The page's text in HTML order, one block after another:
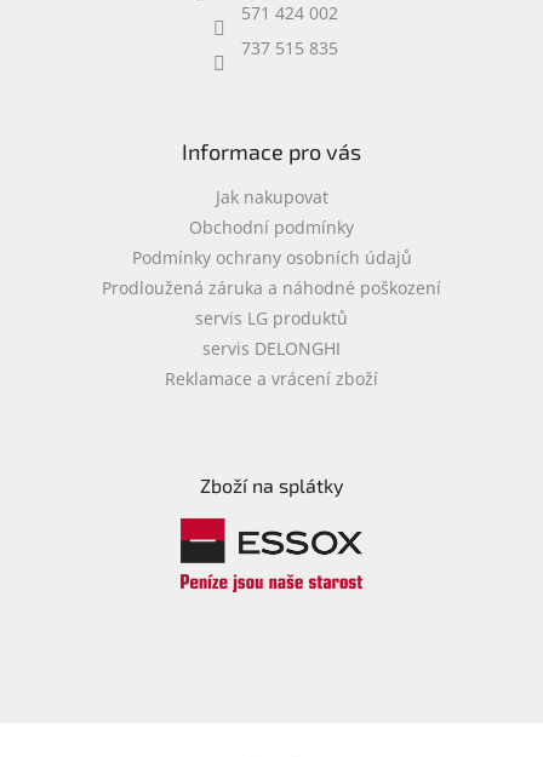
571 424 002
737 515 835
Informace pro vás
Jak nakupovat
Obchodní podmínky
Podmínky ochrany osobních údajů
Prodloužená záruka a náhodné poškození
servis LG produktů
servis DELONGHI
Reklamace a vrácení zboží
Zboží na splátky